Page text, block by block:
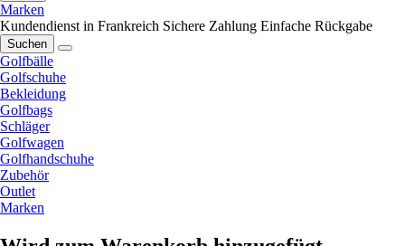
Marken
Kundendienst in Frankreich Sichere Zahlung Einfache Rückgabe
Suchen
Golfbälle
Golfschuhe
Bekleidung
Golfbags
Schläger
Golfwagen
Golfhandschuhe
Zubehör
Outlet
Marken